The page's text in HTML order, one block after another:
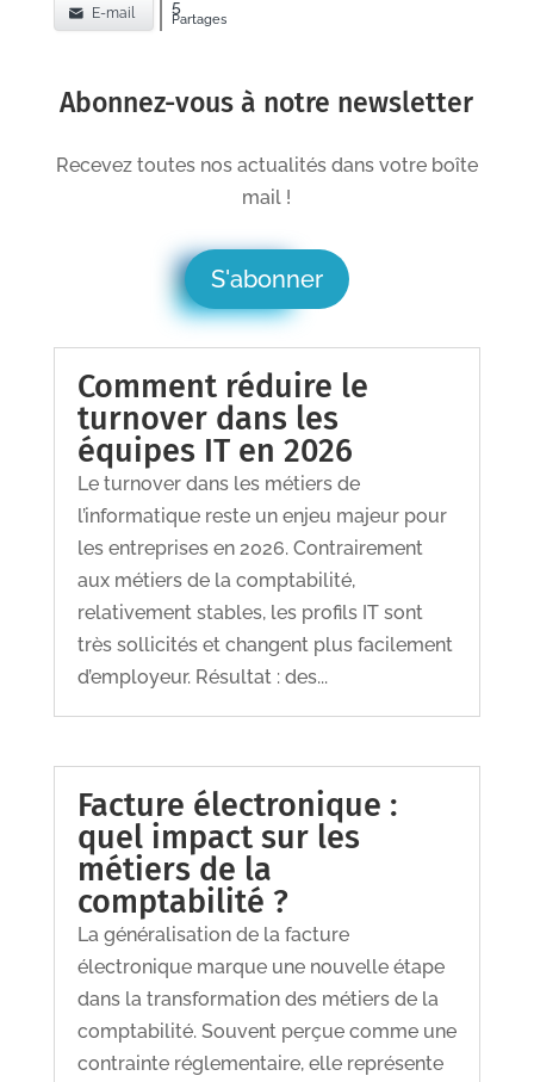
E-mail Partages
5
Abonnez-vous à notre newsletter
Recevez toutes nos actualités dans votre boîte
mail !
S'abonner
Comment réduire le
turnover dans les
équipes IT en 2026
Le turnover dans les métiers de
l’informatique reste un enjeu majeur pour
les entreprises en 2026. Contrairement
aux métiers de la comptabilité,
relativement stables, les profils IT sont
très sollicités et changent plus facilement
d’employeur. Résultat : des...
Facture électronique :
quel impact sur les
métiers de la
comptabilité ?
La généralisation de la facture
électronique marque une nouvelle étape
dans la transformation des métiers de la
comptabilité. Souvent perçue comme une
contrainte réglementaire, elle représente